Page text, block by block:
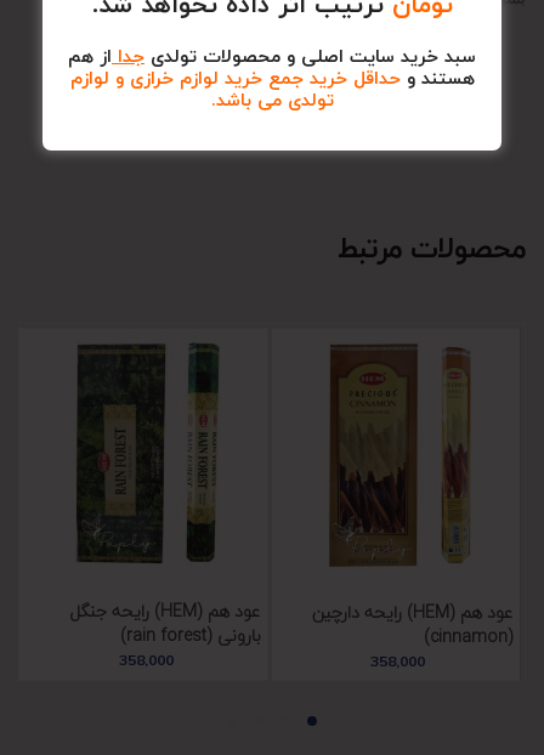
محصولات مرتبط
عود هم (HEM) رایحه دارچین
(cinnamon)
358,000
عود هم (HEM) رایحه جنگل
بارونی (rain forest)
358,000
سبد خرید سایت اصلی و محصولات تولدی جدا از هم
هستند وحداقل خرید جمع خرید لوازم خرازی و لوازم
تولدی می باشد.